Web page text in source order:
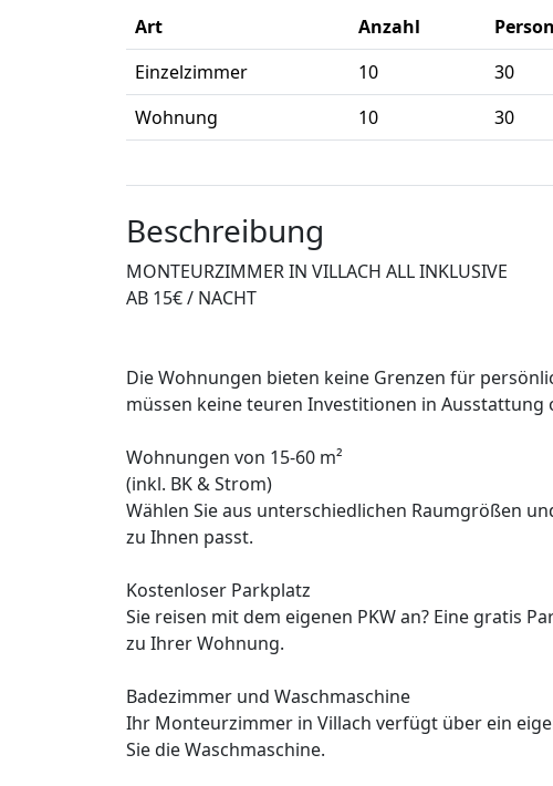
Art Anzahl
Einzelzimmer
10 30
Wohnung
10 30
Beschreibung
MONTEURZIMMER IN VILLACH ALL INKLUSIVE
AB 15€ / NACHT
Die Wohnungen bieten keine Grenzen für
müssen keine teuren Investitionen in
Wohnungen von 15-60 m²
(inkl. BK & Strom)
Wählen Sie aus unterschiedlichen Raumgrößen
zu Ihnen passt.
Kostenloser Parkplatz
Sie reisen mit dem eigenen PKW an? Eine gratis
zu Ihrer Wohnung.
Badezimmer und Waschmaschine
Ihr Monteurzimmer in Villach verfügt über ein
Sie die Waschmaschine.